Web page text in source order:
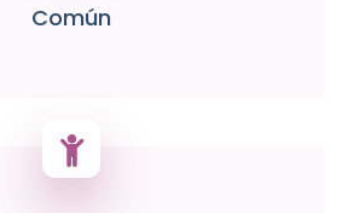
Común